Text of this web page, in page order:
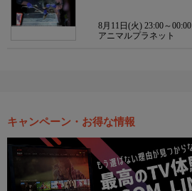
8月11日(火) 23:00～00:00
アニマルプラネット
キャンペーン・お得な情報